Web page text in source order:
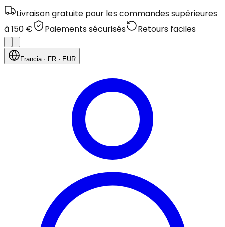
Livraison gratuite pour les commandes supérieures
à 150 €
Paiements sécurisés Retours faciles
Francia· FR · EUR